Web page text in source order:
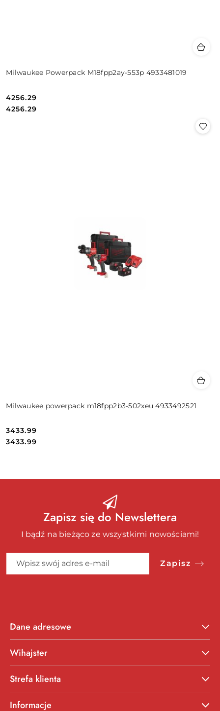
Milwaukee Powerpack M18fpp2ay-553p 4933481019
Cena:
4256.29
Cena:
4256.29
Milwaukee powerpack m18fpp2b3-502xeu 4933492521
Cena:
3433.99
Cena:
3433.99
Zapisz się do Newslettera
I bądź na bieżąco ze wszystkimi nowościami!
Zapisz
Dane adresowe
Wihajster
Strefa klienta
Informacje